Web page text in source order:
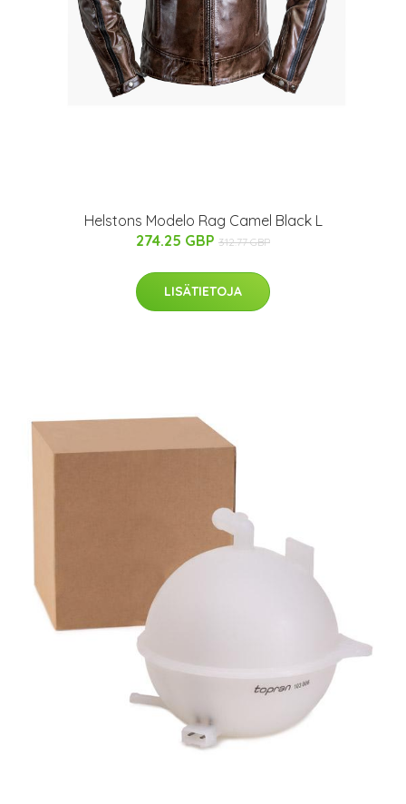
Helstons Modelo Rag Camel Black L
274.25 GBP 312.77 GBP
LISÄTIETOJA